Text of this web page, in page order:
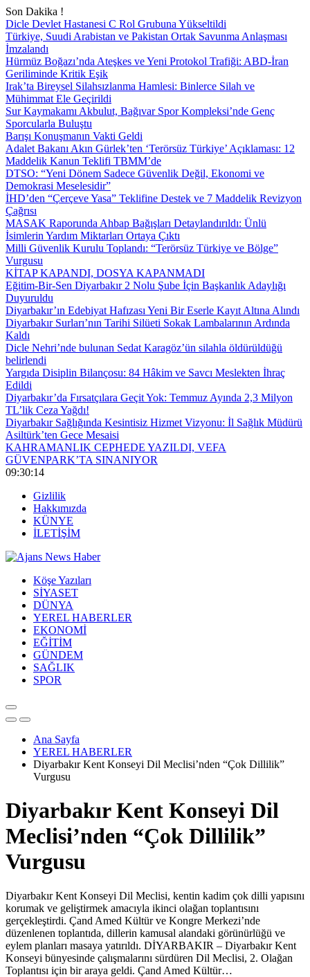
Son Dakika !
Dicle Devlet Hastanesi C Rol Grubuna Yükseltildi
Türkiye, Suudi Arabistan ve Pakistan Ortak Savunma Anlaşması
İmzalandı
Hürmüz Boğazı’nda Ateşkes ve Yeni Protokol Trafiği: ABD-İran
Geriliminde Kritik Eşik
Irak’ta Bireysel Silahsızlanma Hamlesi: Binlerce Silah ve
Mühimmat Ele Geçirildi
Sur Kaymakamı Akbulut, Bağıvar Spor Kompleksi’nde Genç
Sporcularla Buluştu
Barışı Konuşmanın Vakti Geldi
Adalet Bakanı Akın Gürlek’ten ‘Terörsüz Türkiye’ Açıklaması: 12
Maddelik Kanun Teklifi TBMM’de
DTSO: “Yeni Dönem Sadece Güvenlik Değil, Ekonomi ve
Demokrasi Meselesidir”
İHD’den “Çerçeve Yasa” Teklifine Destek ve 7 Maddelik Revizyon
Çağrısı
MASAK Raporunda Ahbap Bağışları Detaylandırıldı: Ünlü
İsimlerin Yardım Miktarları Ortaya Çıktı
Milli Güvenlik Kurulu Toplandı: “Terörsüz Türkiye ve Bölge”
Vurgusu
KİTAP KAPANDI, DOSYA KAPANMADI
Eğitim-Bir-Sen Diyarbakır 2 Nolu Şube İçin Başkanlık Adaylığı
Duyuruldu
Diyarbakır’ın Edebiyat Hafızası Yeni Bir Eserle Kayıt Altına Alındı
Diyarbakır Surları’nın Tarihi Silüeti Sokak Lambalarının Ardında
Kaldı
Dicle Nehri’nde bulunan Sedat Karagöz’ün silahla öldürüldüğü
belirlendi
Yargıda Disiplin Bilançosu: 84 Hâkim ve Savcı Meslekten İhraç
Edildi
Diyarbakır’da Fırsatçılara Geçit Yok: Temmuz Ayında 2,3 Milyon
TL’lik Ceza Yağdı!
Diyarbakır Sağlığında Kesintisiz Hizmet Vizyonu: İl Sağlık Müdürü
Asiltürk’ten Gece Mesaisi
KAHRAMANLIK CEPHEDE YAZILDI, VEFA
GÜVENPARK’TA SINANIYOR
09:30:14
Gizlilik
Hakkımızda
KÜNYE
İLETİŞİM
Köşe Yazıları
SİYASET
DÜNYA
YEREL HABERLER
EKONOMİ
EĞİTİM
GÜNDEM
SAĞLIK
SPOR
Ana Sayfa
YEREL HABERLER
Diyarbakır Kent Konseyi Dil Meclisi’nden “Çok Dillilik”
Vurgusu
Diyarbakır Kent Konseyi Dil
Meclisi’nden “Çok Dillilik”
Vurgusu
Diyarbakır Kent Konseyi Dil Meclisi, kentin kadim çok dilli yapısını
korumak ve geliştirmek amacıyla ikinci olağan toplantısını
gerçekleştirdi. Çand Amed Kültür ve Kongre Merkezi’nde
düzenlenen toplantıda, dillerin kamusal alandaki görünürlüğü ve
eylem planları masaya yatırıldı. DİYARBAKIR – Diyarbakır Kent
Konseyi bünyesinde çalışmalarını sürdüren Dil Meclisi, 2. Olağan
Toplantısı için bir araya geldi. Çand Amed Kültür…